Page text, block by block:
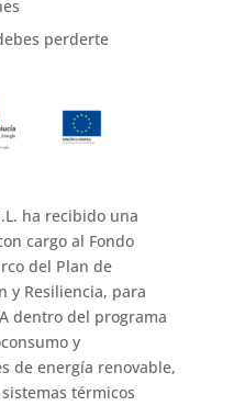
perderte
ha recibido una
cargo al Fondo
del Plan de
y Resiliencia, para
dentro del programa
y
de energía renovable,
térmicos